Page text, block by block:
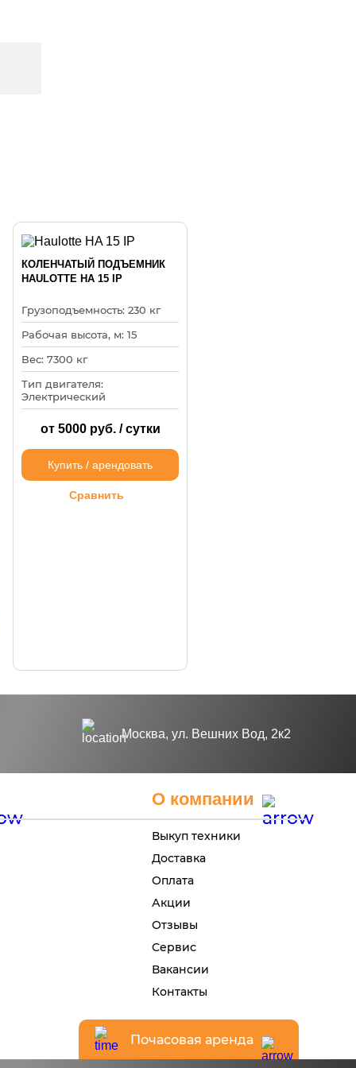
КОЛЕНЧАТЫЙ ПОДЪЕМНИК
HAULOTTE HA 15 IP
Грузоподъемность: 230 кг
Рабочая высота, м: 15
Вес: 7300 кг
Тип двигателя:
Электрический
от 5000 руб. / сутки
Купить / арендовать
Сравнить
Москва, ул. Вешних Вод, 2к2
Почасовая аренда
О компании
Выкуп техники
Доставка
Оплата
Акции
Отзывы
Сервис
Вакансии
Контакты